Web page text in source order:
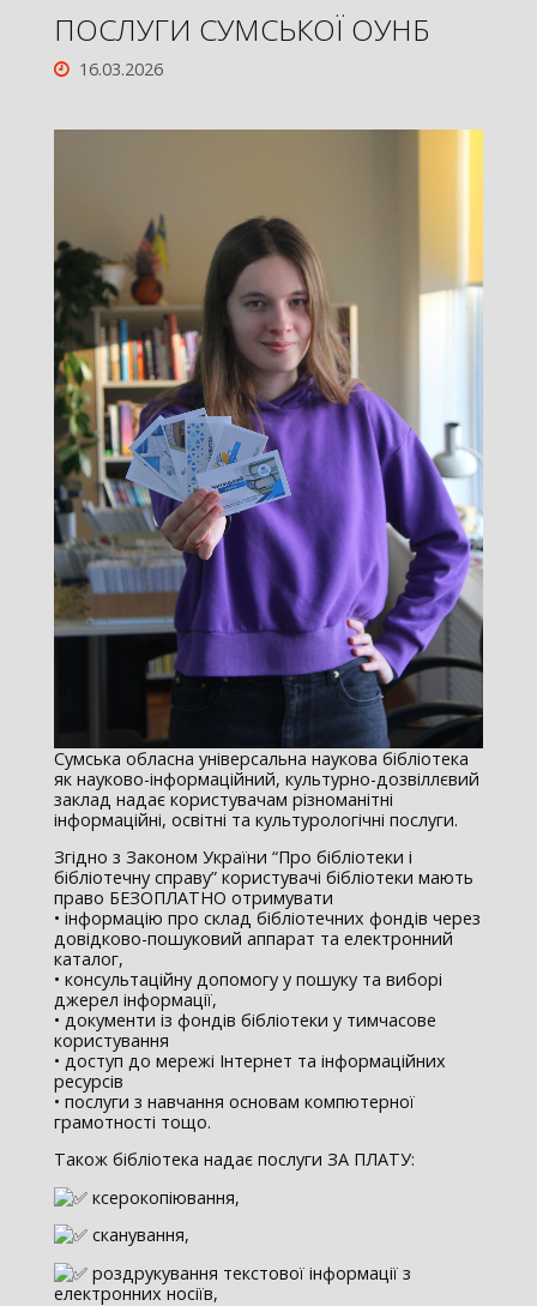
ПОСЛУГИ СУМСЬКОЇ ОУНБ
16.03.2026
Сумська обласна універсальна наукова бібліотека
як науково-інформаційний, культурно-дозвіллєвий
заклад надає користувачам різноманітні
інформаційні, освітні та культурологічні послуги.
Згідно з Законом України “Про бібліотеки і
бібліотечну справу” користувачі бібліотеки мають
право БЕЗОПЛАТНО отримувати
• інформацію про склад бібліотечних фондів через
довідково-пошуковий аппарат та електронний
каталог,
• консультаційну допомогу у пошуку та виборі
джерел інформації,
• документи із фондів бібліотеки у тимчасове
користування
• доступ до мережі Інтернет та інформаційних
ресурсів
• послуги з навчання основам компютерної
грамотності тощо.
Також бібліотека надає послуги ЗА ПЛАТУ:
ксерокопіювання,
сканування,
роздрукування текстової інформації з
електронних носіїв,